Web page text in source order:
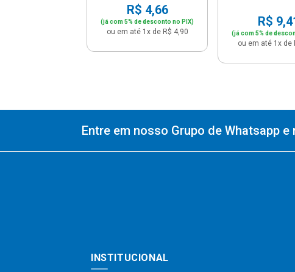
R$ 4,66
(já com 5% de desconto no PIX)
ou em até 1x de R$ 4,90
R$
(já com 5% de
ou em até 1x de
Entre em nosso Grupo de Whatsapp
INSTITUCIONAL